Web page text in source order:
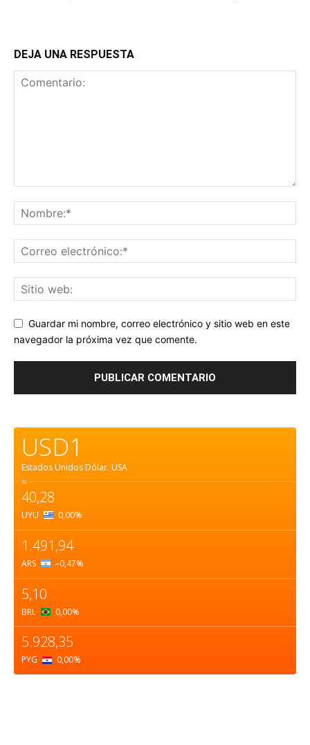
DEJA UNA RESPUESTA
Guardar mi nombre, correo electrónico y sitio web en este
navegador la próxima vez que comente.
USD1
Estados Unidos Dólar. USA
=
40,28
UYU 0,00%
1.491,94
ARS –0,47%
5,10
BRL 0,00%
5.928,35
PYG 0,00%